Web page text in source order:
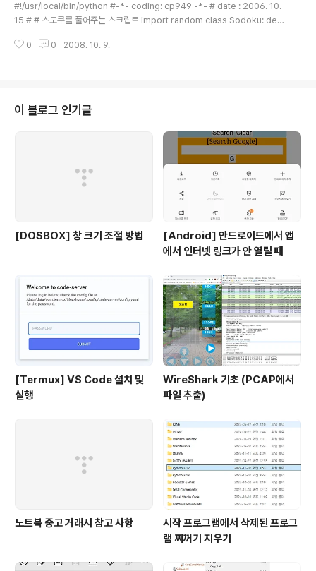
#!/usr/local/bin/python #-*- coding: cp949 -*- # date : 2006. 10.
15 # # 스도쿠를 풀어주는 스크립트 import random class Sodoku: def
n range(0, 82): self.board.append(0) self.tmpBoard.append(511)
0 0 2008. 10. 9.
이 블로그 인기글
[DOSBOX] 창 크기 조절 방법
[Android] 안드로이드에서 앱
에서 인터넷 링크가 안 열릴 때
[Termux] VS Code 설치 및
실행
WireShark 기초 (PCAP에서
파일 추출)
노트북 중고 거래시 참고 사항
시작 프로그램에서 삭제된 프로그
램 찌꺼기 지우기